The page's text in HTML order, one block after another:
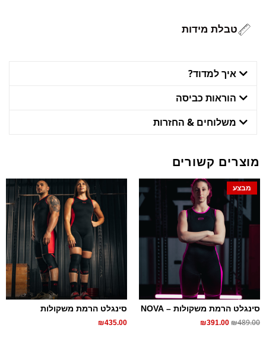
טבלת מידות
איך למדוד?
הוראות כביסה
משלוחים & החזרות
מוצרים קשורים
מבצע
סינגלט הרמת משקולות – NOVA
₪489.00
₪391.00
סינגלט הרמת משקולות
₪435.00